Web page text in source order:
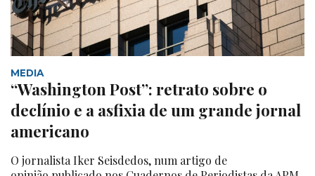
MEDIA
“Washington Post”: retrato sobre o
declínio e a asfixia de um grande jornal
americano
O jornalista Iker Seisdedos, num artigo de